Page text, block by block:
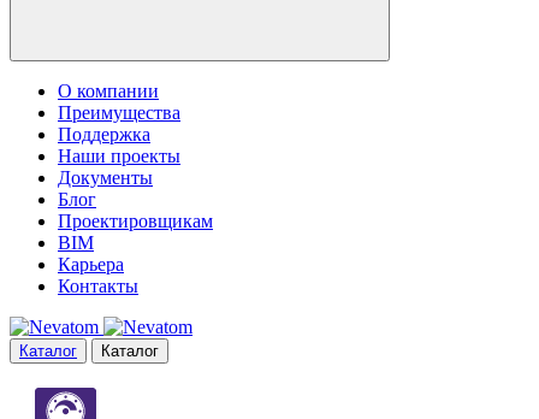
О компании
Преимущества
Поддержка
Наши проекты
Документы
Блог
Проектировщикам
BIM
Карьера
Контакты
Каталог Каталог